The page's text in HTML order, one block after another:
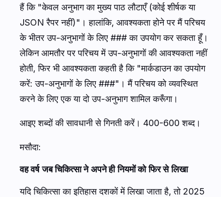
हैं कि "केवल अनुभाग का मुख्य पाठ लौटाएँ (कोई शीर्षक या
JSON रैपर नहीं)"। हालांकि, आवश्यकता होने पर मैं परिचय
के भीतर उप-अनुभागों के लिए ### का उपयोग कर सकता हूँ।
लेकिन आमतौर पर परिचय में उप-अनुभागों की आवश्यकता नहीं
होती, फिर भी आवश्यकता कहती है कि "मार्कडाउन का उपयोग
करें: उप-अनुभागों के लिए ###"। मैं परिचय को व्यवस्थित
करने के लिए एक या दो उप-अनुभाग शामिल करूँगा।
आइए शब्दों की सावधानी से गिनती करें। 400-600 शब्द।
मसौदा:
वह वर्ष जब चिकित्सा ने अपने ही नियमों को फिर से लिखा
यदि चिकित्सा का इतिहास दशकों में लिखा जाता है, तो 2025